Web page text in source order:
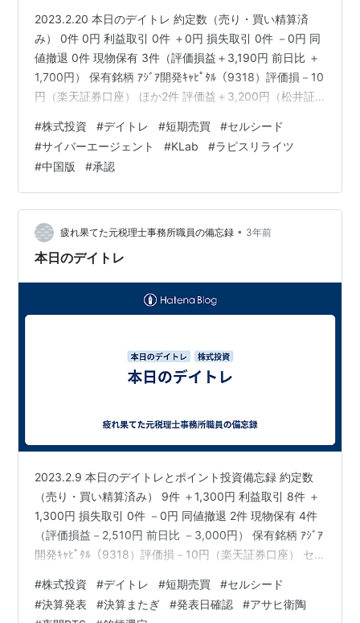
2023.2.20 本日のデイトレ 約定数（売り・買い精算済
み） 0件 0円 利益取引 0件 ＋0円 損失取引 0件 －0円 同
値撤退 0件 現物保有 3件（評価損益＋3,190円 前日比 ＋
1,700円） 保有銘柄 ｱｼﾞｱ開発ｷｬﾋﾟﾀﾙ（9318）評価損－10
円（楽天証券口座） ほか2件 評価益＋3,200円（松井証
ドのため、デイトレは 全くできずとなりました。 デイト
レも狙いには行ったものの、なかなかエントリーできず
終了 という状況です。全くエントリーできなかったの
は、ちょっと 悔しいですね… スイング用銘柄は、とりあ
えずは１銘柄追加…
#株式投資 #デイトレ #短期売買 #セルシード
#サイバーエージェント #KLab #ラピスリライツ
#中国版 #承認
疲れ果てた元税理士事務所職員の備忘録 • 3年前
本日のデイトレ
2023.2.9 本日のデイトレとポイント投資備忘録 約定数
（売り・買い精算済み） 9件 ＋1,300円 利益取引 8件 ＋
1,300円 損失取引 0件 －0円 同値撤退 2件 現物保有 4件
（評価損益－2,510円 前日比 －3,000円） 保有銘柄 ｱｼﾞｱ
開発ｷｬﾋﾟﾀﾙ（9318）評価損－10円（楽天証券口座） セ
か2件 評価益－500円（松井証券口座） ・デイトレはた
またま見ていたアサヒ衛陶（5341）で勝たせてもらった
#株式投資 #デイトレ #短期売買 #セルシード
#決算発表 #決算またぎ #発表日確認 #アサヒ衛陶